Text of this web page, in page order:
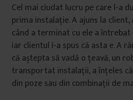
Cel mai ciudat lucru pe care l-a
prima instalație. A ajuns la
când a terminat cu ele a
iar clientul i-a spus că asta e. A
că aștepta să vadă o țeavă, un
transportat instalații, a înțeles
din poze sau din combinații de